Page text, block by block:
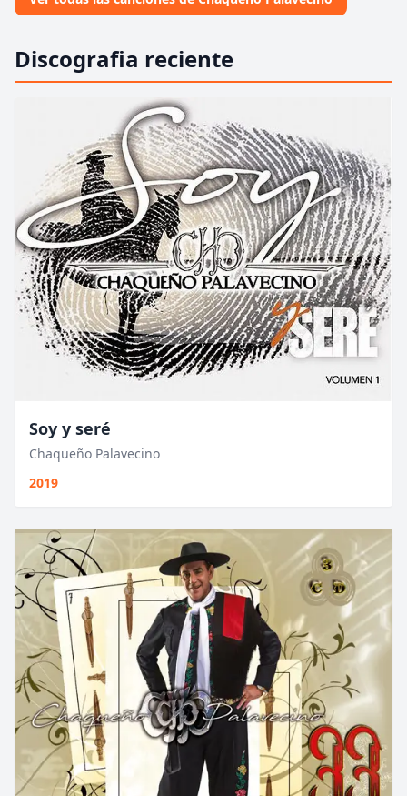
Discografia reciente
Soy y seré
Chaqueño Palavecino
2019